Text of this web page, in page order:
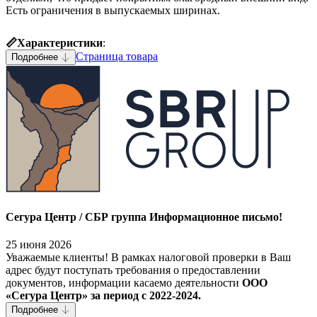
Есть ограничения в выпускаемых ширинах.
📏Характеристики:
Подробнее Страница товара
Сегура Центр / СБР группа Информационное письмо!
25 июня 2026
Уважаемые клиенты! В рамках налоговой проверки в Ваш
адрес будут поступать требования о предоставлении
документов, информации касаемо деятельности ООО
«Сегура Центр» за период с 2022-2024.
Подробнее